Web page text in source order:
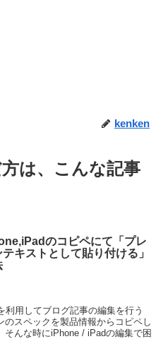
kenken
は、こんな記事
のコピペにて「プレ
テキストとして貼り付ける」
利用してブログ記事の編集を行う
スペックを製品情報からコピペし
んな時にiPhone / iPadの編集で困